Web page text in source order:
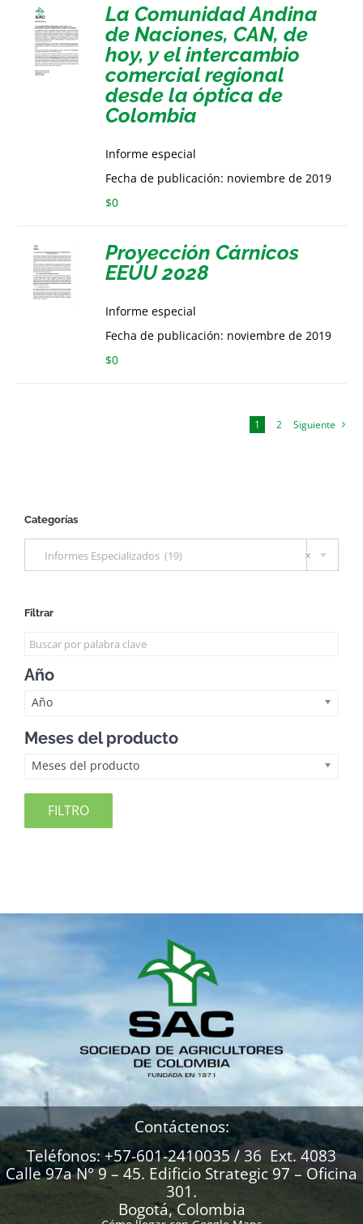
La Comunidad Andina
de Naciones, CAN, de
hoy, y el intercambio
comercial regional
desde la óptica de
Colombia
Informe especial
Fecha de publicación: noviembre de 2019
$0
Proyección Cárnicos
EEUU 2028
Informe especial
Fecha de publicación: noviembre de 2019
$0
1 2 Siguiente
Categorías
×
Informes Especializados (19)
Filtrar
Año
Año
Meses del producto
Meses del producto
FILTRO
Contáctenos:
Teléfonos: +57-601-2410035 / 36 Ext. 4083
Calle 97a N° 9 – 45. Edificio Strategic 97 – Oficina
301.
Bogotá, Colombia